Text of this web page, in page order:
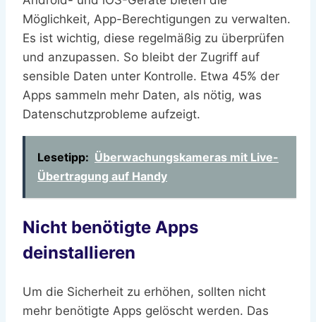
Möglichkeit, App-Berechtigungen zu verwalten.
Es ist wichtig, diese regelmäßig zu überprüfen
und anzupassen. So bleibt der Zugriff auf
sensible Daten unter Kontrolle. Etwa 45% der
Apps sammeln mehr Daten, als nötig, was
Datenschutzprobleme aufzeigt.
Lesetipp: Überwachungskameras mit Live-
Übertragung auf Handy
Nicht benötigte Apps
deinstallieren
Um die Sicherheit zu erhöhen, sollten nicht
mehr benötigte Apps gelöscht werden. Das